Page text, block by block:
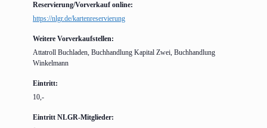
Reservierung/Vorverkauf online:
https://nlgr.de/kartenreservierung
Weitere Vorverkaufstellen:
Attatroll Buchladen, Buchhandlung Kapital Zwei, Buchhandlung
Winkelmann
Eintritt:
10,-
Eintritt NLGR-Mitglieder: